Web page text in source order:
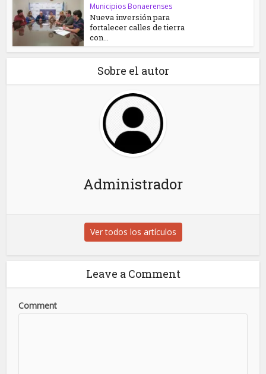
Municipios Bonaerenses
Nueva inversión para
fortalecer calles de tierra
con...
Sobre el autor
Administrador
Ver todos los artículos
Leave a Comment
Comment